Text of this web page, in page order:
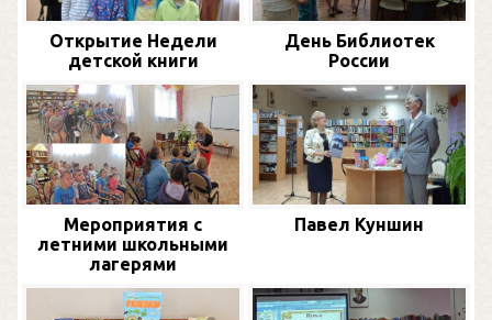
Открытие Недели
детской книги
День Библиотек
России
Мероприятия с
летними школьными
лагерями
Павел Куншин